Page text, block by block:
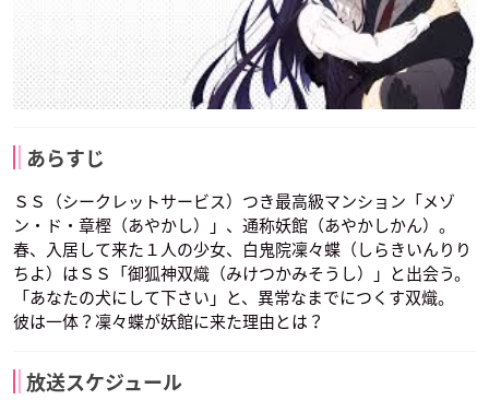
あらすじ
ＳＳ（シークレットサービス）つき最高級マンション「メゾ
ン・ド・章樫（あやかし）」、通称妖館（あやかしかん）。
春、入居して来た１人の少女、白鬼院凜々蝶（しらきいんりり
ちよ）はＳＳ「御狐神双熾（みけつかみそうし）」と出会う。
「あなたの犬にして下さい」と、異常なまでにつくす双熾。
彼は一体？凜々蝶が妖館に来た理由とは？
放送スケジュール